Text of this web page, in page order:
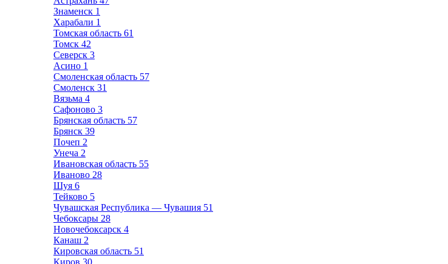
Знаменск 1
Харабали 1
Томская область 61
Томск 42
Северск 3
Асино 1
Смоленская область 57
Смоленск 31
Вязьма 4
Сафоново 3
Брянская область 57
Брянск 39
Почеп 2
Унеча 2
Ивановская область 55
Иваново 28
Шуя 6
Тейково 5
Чувашская Республика — Чувашия 51
Чебоксары 28
Новочебоксарск 4
Канаш 2
Кировская область 51
Киров 30